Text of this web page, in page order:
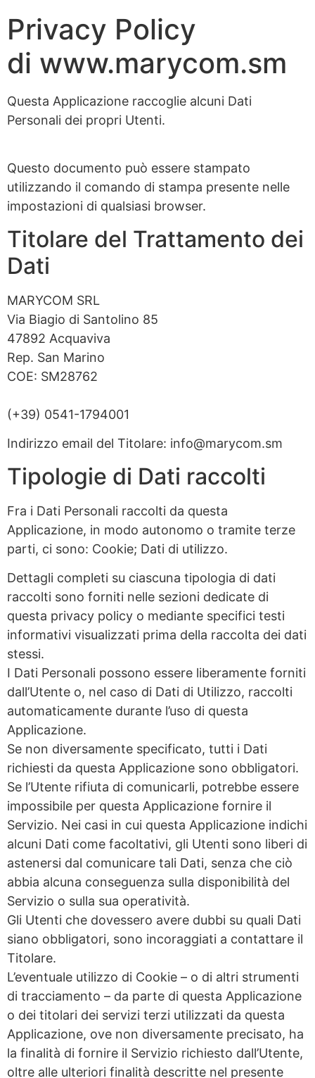
Privacy Policy
di www.marycom.sm
Questa Applicazione raccoglie alcuni Dati
Personali dei propri Utenti.
Questo documento può essere stampato
utilizzando il comando di stampa presente nelle
impostazioni di qualsiasi browser.
Titolare del Trattamento dei
Dati
MARYCOM SRL
Via Biagio di Santolino 85
47892 Acquaviva
Rep. San Marino
COE: SM28762
(+39) 0541-1794001
Indirizzo email del Titolare: info@marycom.sm
Tipologie di Dati raccolti
Fra i Dati Personali raccolti da questa
Applicazione, in modo autonomo o tramite terze
parti, ci sono: Cookie; Dati di utilizzo.
Dettagli completi su ciascuna tipologia di dati
raccolti sono forniti nelle sezioni dedicate di
questa privacy policy o mediante specifici testi
informativi visualizzati prima della raccolta dei dati
stessi.
I Dati Personali possono essere liberamente forniti
dall’Utente o, nel caso di Dati di Utilizzo, raccolti
automaticamente durante l’uso di questa
Applicazione.
Se non diversamente specificato, tutti i Dati
richiesti da questa Applicazione sono obbligatori.
Se l’Utente rifiuta di comunicarli, potrebbe essere
impossibile per questa Applicazione fornire il
Servizio. Nei casi in cui questa Applicazione indichi
alcuni Dati come facoltativi, gli Utenti sono liberi di
astenersi dal comunicare tali Dati, senza che ciò
abbia alcuna conseguenza sulla disponibilità del
Servizio o sulla sua operatività.
Gli Utenti che dovessero avere dubbi su quali Dati
siano obbligatori, sono incoraggiati a contattare il
Titolare.
L’eventuale utilizzo di Cookie – o di altri strumenti
di tracciamento – da parte di questa Applicazione
o dei titolari dei servizi terzi utilizzati da questa
Applicazione, ove non diversamente precisato, ha
la finalità di fornire il Servizio richiesto dall’Utente,
oltre alle ulteriori finalità descritte nel presente